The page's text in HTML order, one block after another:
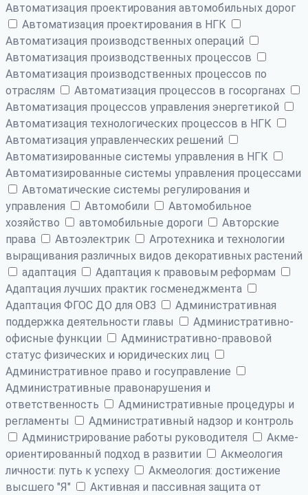
Автоматизация проектирования автомобильных дорог
Автоматизация проектирования в НГК
Автоматизация производственных операций
Автоматизация производственных процессов
Автоматизация производственных процессов по
отраслям
Автоматизация процессов в госорганах
Автоматизация процессов управления энергетикой
Автоматизация технологических процессов в НГК
Автоматизация управленческих решений
Автоматизированные системы управления в НГК
Автоматизированные системы управления процессами
Автоматические системы регулирования и
управления
Автомобили
Автомобильное
хозяйство
автомобильные дороги
Авторские
права
Автоэлектрик
Агротехника и технологии
выращивания различных видов декоративных растений
адаптация
Адаптация к правовым реформам
Адаптация лучших практик госменеджмента
Адаптация ФГОС ДО для ОВЗ
Административная
поддержка деятельности главы
Административно-
офисные функции
Административно-правовой
статус физических и юридических лиц
Административное право и госуправление
Административные правонарушения и
ответственность
Административные процедуры и
регламенты
Административный надзор и контроль
Администрирование работы руководителя
Акме-
ориентированный подход в развитии
Акмеология
личности: путь к успеху
Акмеология: достижение
высшего "Я"
Активная и пассивная защита от